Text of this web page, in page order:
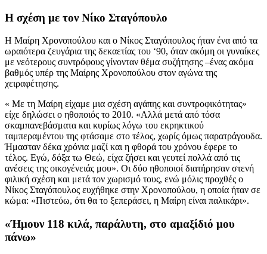
Η σχέση με τον Νίκο Σταγόπουλο
H Μαίρη Χρονοπούλου και ο Νίκος Σταγόπουλος ήταν ένα από τα
ωραιότερα ζευγάρια της δεκαετίας του ‘90, όταν ακόμη οι γυναίκες
με νεότερους συντρόφους γίνονταν θέμα συζήτησης –ένας ακόμα
βαθμός υπέρ της Μαίρης Χρονοπούλου στον αγώνα της
χειραφέτησης.
« Με τη Μαίρη είχαμε μια σχέση αγάπης και συντροφικότητας»
είχε δηλώσει ο ηθοποιός το 2010. «Αλλά μετά από τόσα
σκαμπανεβάσματα και κυρίως λόγω του εκρηκτικού
ταμπεραμέντου της φτάσαμε στο τέλος, χωρίς όμως παρατράγουδα.
Ήμασταν δέκα χρόνια μαζί και η φθορά του χρόνου έφερε το
τέλος. Εγώ, δόξα τω Θεώ, είχα ζήσει και γευτεί πολλά από τις
ανέσεις της οικογένειάς μου». Οι δύο ηθοποιοί διατήρησαν στενή
φιλική σχέση και μετά τον χωρισμό τους, ενώ μόλις προχθές ο
Νίκος Σταγόπουλος ευχήθηκε στην Χρονοπούλου, η οποία ήταν σε
κώμα: «Πιστεύω, ότι θα το ξεπεράσει, η Μαίρη είναι παλικάρι».
«Ήμουν 118 κιλά, παράλυτη, στο αμαξίδιό μου
πάνω»